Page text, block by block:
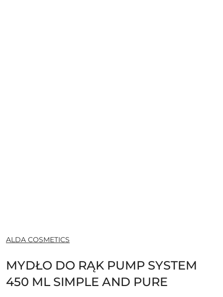
NAZWA
PRODUCENTA:
ALDA COSMETICS
MYDŁO DO RĄK PUMP SYSTEM
450 ML SIMPLE AND PURE